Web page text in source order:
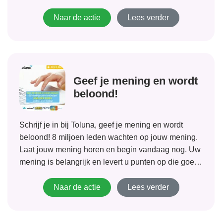
natuur, koken en uitgaan.
Naar de actie Lees verder
Geef je mening en wordt
beloond!
Schrijf je in bij Toluna, geef je mening en wordt
beloond! 8 miljoen leden wachten op jouw mening.
Laat jouw mening horen en begin vandaag nog. Uw
mening is belangrijk en levert u punten op die goed
Naar de actie
Lees verder